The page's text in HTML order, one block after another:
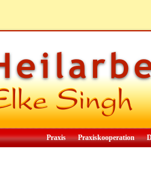
Praxis Praxiskooperation